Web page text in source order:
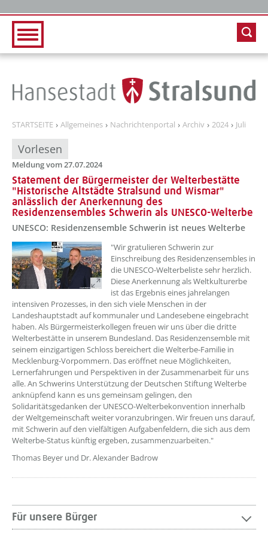
STARTSEITE Allgemeines Nachrichtenportal Archiv 2024 Juli
Vorlesen
Meldung vom 27.07.2024
Statement der Bürgermeister der Welterbestätte
"Historische Altstädte Stralsund und Wismar"
anlässlich der Anerkennung des
Residenzensembles Schwerin als UNESCO-Welterbe
UNESCO: Residenzensemble Schwerin ist neues Welterbe
??? absaetzeOben[1]/titel ???
"Wir gratulieren Schwerin zur
Einschreibung des Residenzensembles in
die UNESCO-Welterbeliste sehr herzlich.
Diese Anerkennung als Weltkulturerbe
ist das Ergebnis eines jahrelangen
intensiven Prozesses, in den sich viele Menschen in der
Landeshauptstadt auf kommunaler und Landesebene eingebracht
haben. Als Bürgermeisterkollegen freuen wir uns über die dritte
Welterbestätte in unserem Bundesland. Das Residenzensemble mit
seinem einzigartigen Schloss bereichert die Welterbe-Familie in
Mecklenburg-Vorpommern. Das eröffnet neue Möglichkeiten,
Lernerfahrungen und Perspektiven in der Zusammenarbeit für uns
alle. An Schwerins Unterstützung der Deutschen Stiftung Welterbe
anknüpfend kann es uns gemeinsam gelingen, den
Solidaritätsgedanken der UNESCO-Welterbekonvention innerhalb
der Weltgemeinschaft weiter voranzubringen. Wir freuen uns darauf,
mit Schwerin auf den vielfältigen Aufgabenfeldern, die sich aus dem
Welterbe-Status künftig ergeben, zusammenzuarbeiten."
Thomas Beyer und Dr. Alexander Badrow
Für unsere Bürger